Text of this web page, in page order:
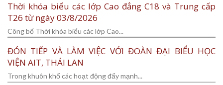
Thời khóa biểu các lớp Cao đẳng C18 và Trung cấp
T26 từ ngày 03/8/2026
Công bố Thời khóa biểu các lớp Cao...
ĐÓN TIẾP VÀ LÀM VIỆC VỚI ĐOÀN ĐẠI BIỂU HỌC
VIỆN AIT, THÁI LAN
Trong khuôn khổ các hoạt động đẩy mạnh...